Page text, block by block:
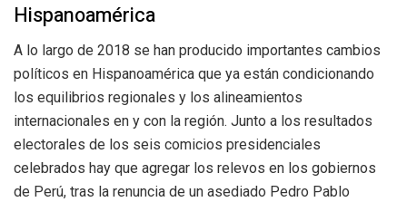
Hispanoamérica
A lo largo de 2018 se han producido importantes cambios
políticos en Hispanoamérica que ya están condicionando
los equilibrios regionales y los alineamientos
internacionales en y con la región. Junto a los resultados
electorales de los seis comicios presidenciales
celebrados hay que agregar los relevos en los gobiernos
de Perú, tras la renuncia de un asediado Pedro Pablo